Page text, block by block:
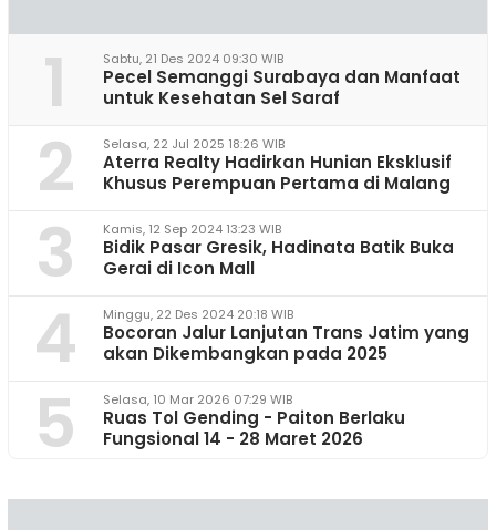
1 Sabtu, 21 Des 2024 09:30 WIB
Pecel Semanggi Surabaya dan Manfaat
untuk Kesehatan Sel Saraf
2 Selasa, 22 Jul 2025 18:26 WIB
Aterra Realty Hadirkan Hunian Eksklusif
Khusus Perempuan Pertama di Malang
3 Kamis, 12 Sep 2024 13:23 WIB
Bidik Pasar Gresik, Hadinata Batik Buka
Gerai di Icon Mall
4 Minggu, 22 Des 2024 20:18 WIB
Bocoran Jalur Lanjutan Trans Jatim yang
akan Dikembangkan pada 2025
5 Selasa, 10 Mar 2026 07:29 WIB
Ruas Tol Gending - Paiton Berlaku
Fungsional 14 - 28 Maret 2026